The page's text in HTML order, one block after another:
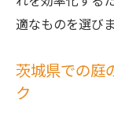
適なものを選び
茨城県での庭
ク